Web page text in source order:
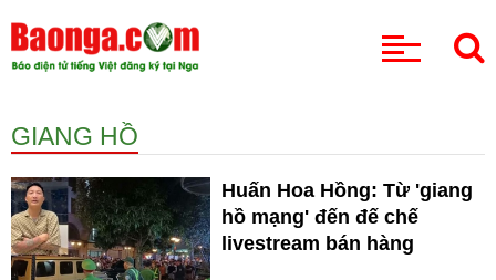
GIANG HỒ
Huấn Hoa Hồng: Từ 'giang
hồ mạng' đến đế chế
livestream bán hàng